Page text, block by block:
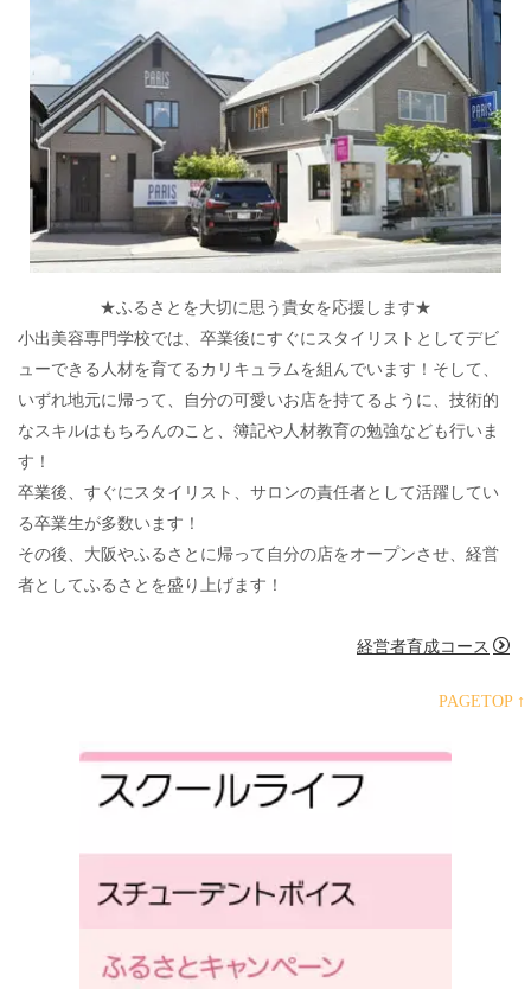
★ふるさとを大切に思う貴女を応援します★
小出美容専門学校では、卒業後にすぐにスタイリストとしてデビ
ューできる人材を育てるカリキュラムを組んでいます！そして、
いずれ地元に帰って、自分の可愛いお店を持てるように、技術的
なスキルはもちろんのこと、簿記や人材教育の勉強なども行いま
す！
卒業後、すぐにスタイリスト、サロンの責任者として活躍してい
る卒業生が多数います！
その後、大阪やふるさとに帰って自分の店をオープンさせ、経営
者としてふるさとを盛り上げます！
経営者育成コース
PAGETOP ↑